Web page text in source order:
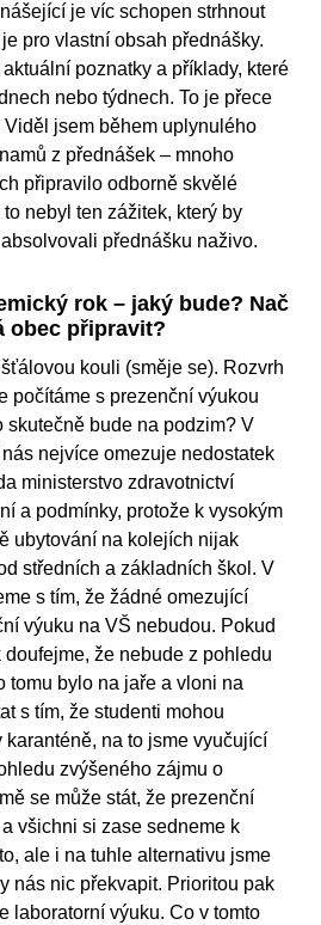
je víc schopen strhnout
pro vlastní obsah přednášky.
poznatky a příklady, které
nebo týdnech. To je přece
jsem během uplynulého
z přednášek – mnoho
připravilo odborně skvělé
nebyl ten zážitek, který by
přednášku naživo.
rok – jaký bude? Nač
obec připravit?
kouli (směje se). Rozvrh
počítáme s prezenční výukou
skutečně bude na podzim? V
nejvíce omezuje nedostatek
ministerstvo zdravotnictví
a podmínky, protože k vysokým
ubytování na kolejích nijak
středních a základních škol. V
s tím, že žádné omezující
výuku na VŠ nebudou. Pokud
že nebude z pohledu
tomu bylo na jaře a vloni na
s tím, že studenti mohou
karanténě, na to jsme vyučující
zvýšeného zájmu o
se může stát, že prezenční
všichni si zase sedneme k
ale i na tuhle alternativu jsme
nás nic překvapit. Prioritou pak
laboratorní výuku. Co v tomto